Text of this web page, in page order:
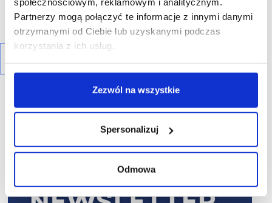
Partnerzy mogą połączyć te informacje z innymi danymi
otrzymanymi od Ciebie lub uzyskanymi podczas
korzystania z ich usług.
Zezwól na wszystkie
Spersonalizuj
Odmowa
R E K L A M A